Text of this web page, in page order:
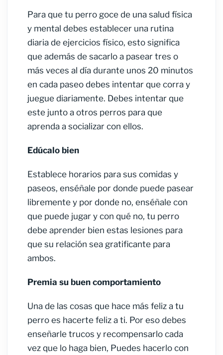
Para que tu perro goce de una salud física
y mental debes establecer una rutina
diaria de ejercicios físico, esto significa
que además de sacarlo a pasear tres o
más veces al día durante unos 20 minutos
en cada paseo debes intentar que corra y
juegue diariamente. Debes intentar que
este junto a otros perros para que
aprenda a socializar con ellos.
Edúcalo bien
Establece horarios para sus comidas y
paseos, enséñale por donde puede pasear
libremente y por donde no, enséñale con
que puede jugar y con qué no, tu perro
debe aprender bien estas lesiones para
que su relación sea gratificante para
ambos.
Premia su buen comportamiento
Una de las cosas que hace más feliz a tu
perro es hacerte feliz a ti. Por eso debes
enseñarle trucos y recompensarlo cada
vez que lo haga bien, Puedes hacerlo con